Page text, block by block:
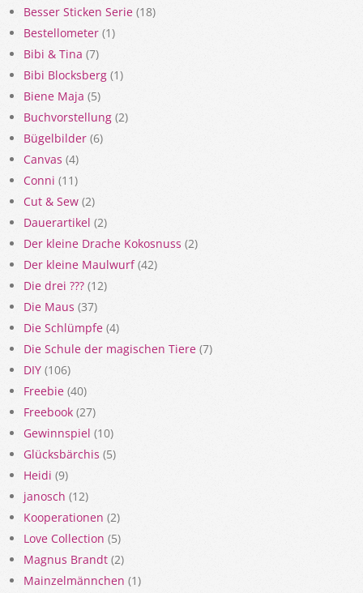
Besser Sticken Serie (18)
Bestellometer (1)
Bibi & Tina (7)
Bibi Blocksberg (1)
Biene Maja (5)
Buchvorstellung (2)
Bügelbilder (6)
Canvas (4)
Conni (11)
Cut & Sew (2)
Dauerartikel (2)
Der kleine Drache Kokosnuss (2)
Der kleine Maulwurf(42)
Die drei ??? (12)
Die Maus (37)
Die Schlümpfe (4)
Die Schule der magischen Tiere (7)
DIY (106)
Freebie (40)
Freebook (27)
Gewinnspiel (10)
Glücksbärchis (5)
Heidi (9)
janosch (12)
Kooperationen (2)
Love Collection (5)
Magnus Brandt (2)
Mainzelmännchen (1)